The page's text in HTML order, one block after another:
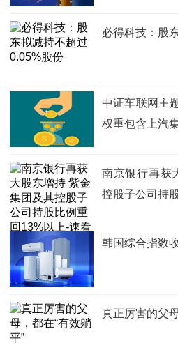
必得科技：股
中证车联网主
权重包含上汽
南京银行再获
控股子公司持
韩国综合指数
真正厉害的父